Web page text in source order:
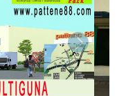
Biz Park.